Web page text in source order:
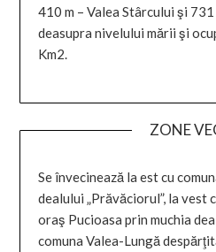
410 m – Valea Stârcului şi
deasupra nivelului mării şi
Km2.
ZONE
Se învecinează la est cu
dealului „Prăvăciorul”, la vest
oraş Pucioasa prin muchia
comuna Valea-Lungă